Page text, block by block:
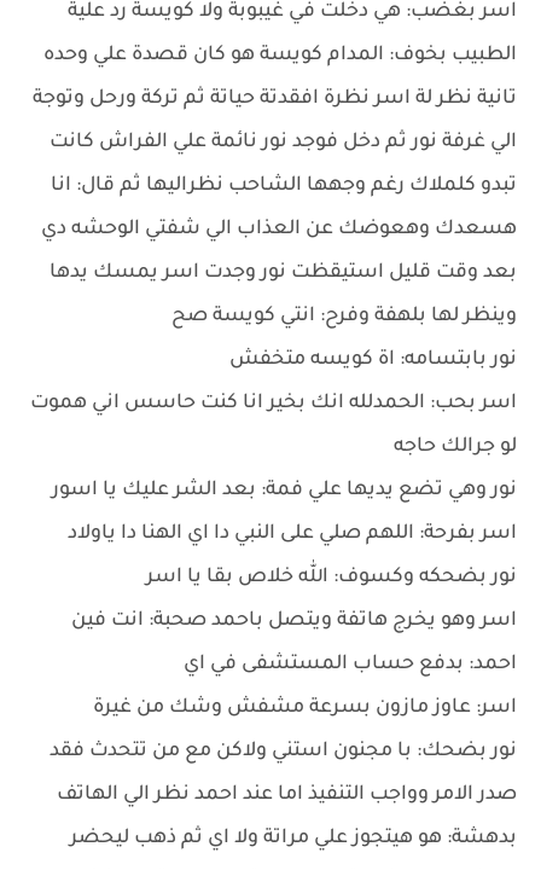
اسر بغضب: هي دخلت في غيبوبة ولا كويسة رد علية
الطبيب بخوف: المدام كويسة هو كان قصدة علي وحده
تانية نظر لة اسر نظرة افقدتة حياتة ثم تركة ورحل وتوجة
الي غرفة نور ثم دخل فوجد نور نائمة علي الفراش كانت
تبدو كلملاك رغم وجهها الشاحب نظراليها ثم قال: انا
هسعدك وهعوضك عن العذاب الي شفتي الوحشه دي
بعد وقت قليل استيقظت نور وجدت اسر يمسك يدها
وينظر لها بلهفة وفرح: انتي كويسة صح
نور بابتسامه: اة كويسه متخفش
اسر بحب: الحمدلله انك بخير انا كنت حاسس اني هموت
لو جرالك حاجه
نور وهي تضع يديها علي فمة: بعد الشر عليك يا اسور
اسر بفرحة: اللهم صلي على النبي دا اي الهنا دا ياولاد
نور بضحكه وكسوف: الله خلاص بقا يا اسر
اسر وهو يخرج هاتفة ويتصل باحمد صحبة: انت فين
احمد: بدفع حساب المستشفى في اي
اسر: عاوز مازون بسرعة مشفش وشك من غيرة
نور بضحك: با مجنون استني ولاكن مع من تتحدث فقد
صدر الامر وواجب التنفيذ اما عند احمد نظر الي الهاتف
بدهشة: هو هيتجوز علي مراتة ولا اي ثم ذهب ليحضر